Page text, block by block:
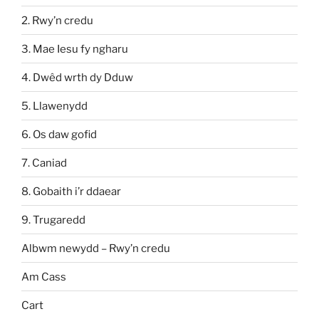
2. Rwy’n credu
3. Mae Iesu fy ngharu
4. Dwêd wrth dy Dduw
5. Llawenydd
6. Os daw gofid
7. Caniad
8. Gobaith i’r ddaear
9. Trugaredd
Albwm newydd – Rwy’n credu
Am Cass
Cart